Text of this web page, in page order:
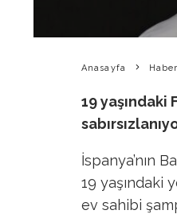
Anasayfa
19
İspanya’nın
19 yaşındaki
ev sahibi